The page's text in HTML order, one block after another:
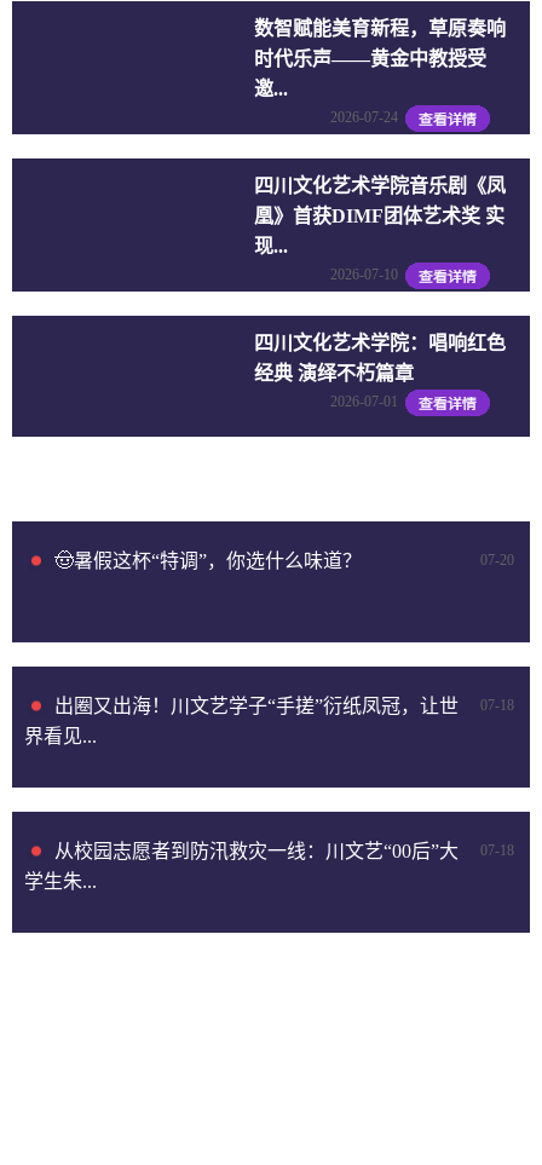
数智赋能美育新程，草原奏响
时代乐声——黄金中教授受
邀...
2026-07-24
四川文化艺术学院音乐剧《凤
凰》首获DIMF团体艺术奖 实
现...
2026-07-10
四川文化艺术学院：唱响红色
经典 演绎不朽篇章
2026-07-01
07-20
🤠暑假这杯“特调”，你选什么味道？
07-18
出圈又出海！川文艺学子“手搓”衍纸凤冠，让世
界看见...
07-18
从校园志愿者到防汛救灾一线：川文艺“00后”大
学生朱...